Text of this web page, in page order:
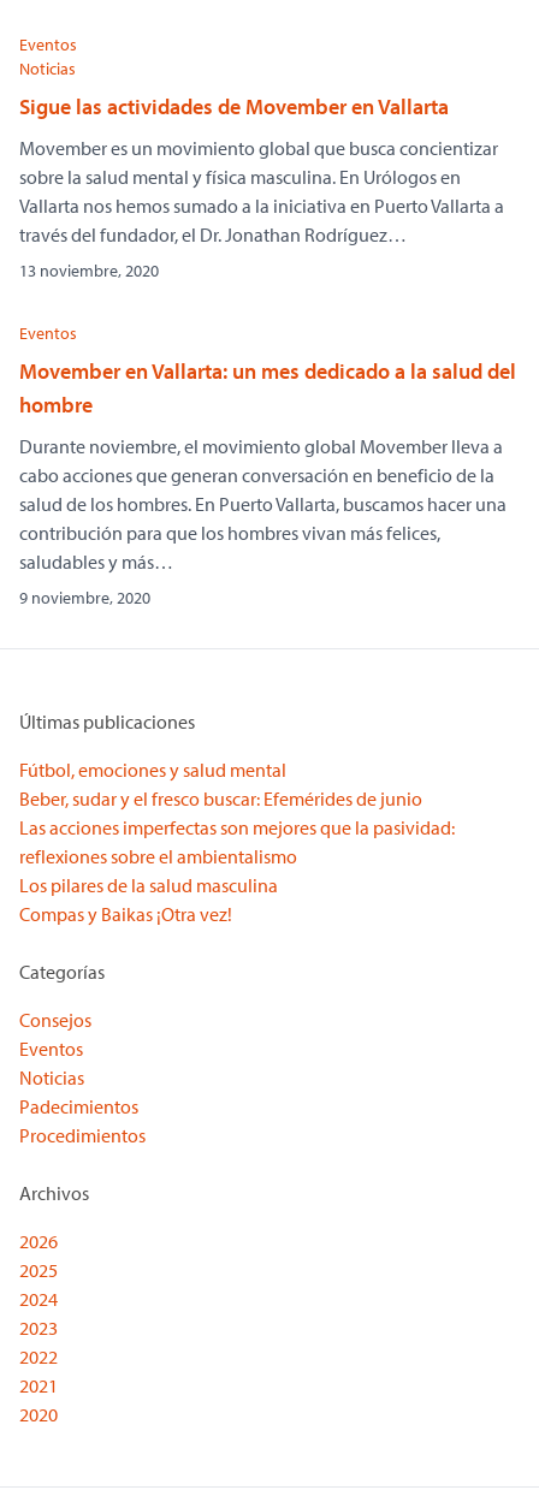
Eventos
Noticias
Sigue las actividades de Movember en Vallarta
Movember es un movimiento global que busca concientizar
sobre la salud mental y física masculina. En Urólogos en
Vallarta nos hemos sumado a la iniciativa en Puerto Vallarta a
través del fundador, el Dr. Jonathan Rodríguez…
13 noviembre, 2020
Eventos
Movember en Vallarta: un mes dedicado a la salud del
hombre
Durante noviembre, el movimiento global Movember lleva a
cabo acciones que generan conversación en beneficio de la
salud de los hombres. En Puerto Vallarta, buscamos hacer una
contribución para que los hombres vivan más felices,
saludables y más…
9 noviembre, 2020
Últimas publicaciones
Fútbol, emociones y salud mental
Beber, sudar y el fresco buscar: Efemérides de junio
Las acciones imperfectas son mejores que la pasividad:
reflexiones sobre el ambientalismo
Los pilares de la salud masculina
Compas y Baikas ¡Otra vez!
Categorías
Consejos
Eventos
Noticias
Padecimientos
Procedimientos
Archivos
2026
2025
2024
2023
2022
2021
2020